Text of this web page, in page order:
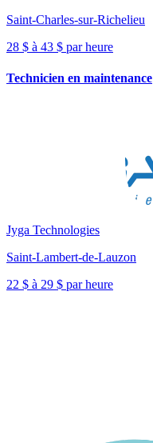
Saint-Charles-sur-Richelieu
28 $ à 43 $ par heure
Technicien en maintenance
Jyga Technologies
Saint-Lambert-de-Lauzon
22 $ à 29 $ par heure